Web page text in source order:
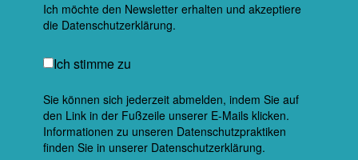
Ich möchte den Newsletter erhalten und akzeptiere
die Datenschutzerklärung.
Ich stimme zu
Sie können sich jederzeit abmelden, indem Sie auf
den Link in der Fußzeile unserer E-Mails klicken.
Informationen zu unseren Datenschutzpraktiken
finden Sie in unserer Datenschutzerklärung.